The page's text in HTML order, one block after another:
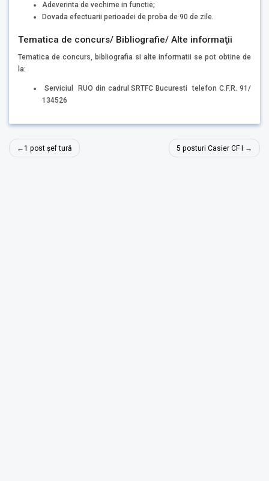
Adeverinta de vechime in functie;
Dovada efectuarii perioadei de proba de 90 de zile.
Tematica de concurs/ Bibliografie/ Alte informaţii
Tematica de concurs, bibliografia si alte informatii se pot obtine de
la:
Serviciul RUO din cadrul SRTFC Bucuresti telefon C.F.R. 91/
134526
Navigare
în
1 post șef tură 5 posturi Casier CF I